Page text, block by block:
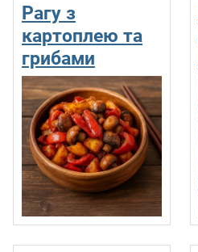
Рагу з
картоплею та
грибами